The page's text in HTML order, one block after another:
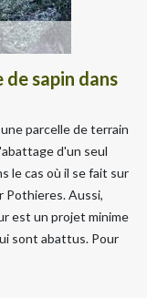
sapin dans
parcelle de terrain
d'un seul
le cas où il se fait sur
Pothieres. Aussi,
est un projet minime
sont abattus. Pour